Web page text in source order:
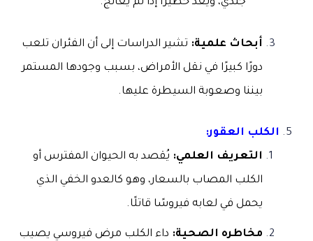
جلدي، ويعد خطيرًا إذا لم يُعالج.
أبحاث علمية: تشير الدراسات إلى أن الفئران تلعب
دورًا كبيرًا في نقل الأمراض، بسبب وجودها المستمر
بيننا وصعوبة السيطرة عليها.
الكلب العقور:
التعريف العلمي: يُقصد به الحيوان المفترس أو
الكلب المصاب بالسعار، وهو كالعدو الخفي الذي
يحمل في لعابه فيروسًا قاتلًا.
مخاطره الصحية: داء الكلب مرض فيروسي يصيب